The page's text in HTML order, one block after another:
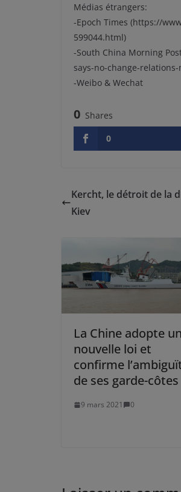
Médias étrangers:
-Epoch Times (https://
599044.html)
-South China Morning
says-no-change-
-Weibo & Wechat
0 Shares
0
Kercht, le détroit de la
Kiev
La Chine adopte
nouvelle loi et
confirme
de ses garde-côtes
9 mars 2021 0